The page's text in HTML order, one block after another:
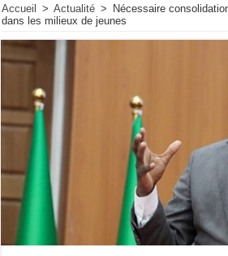
Accueil > Actualité >
Nécessaire
dans les milieux de jeunes